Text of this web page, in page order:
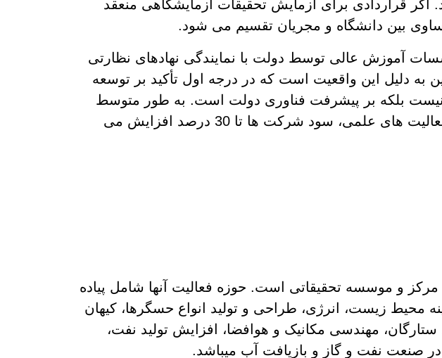
اگر قراردادی برای آزمایش تحقیقات آزمایشگاهی منعقد
بین دانشگاه و مجریان تقسیم می شود.
آموزش عالی توسط دولت با نمایندگی نهادهای نظارتی
به دلیل این واقعیت است که در درجه اول تأکید بر توسعه
بلکه بر پیشرفت فناوری دولت است. به طور متوسط
در نتیجه ی اجرای نتایج فعالیت های علمی، سود شرکت ها تا 30 درصد افزایش می
دانشگاه شیراز دارای 24 مرکز و موسسه تحقیقاتی است. حوزه فعالیت آنها شامل پیاده
محیط زیست، انرژی، طراحی و تولید انواع حسگرها، کیهان
مهندسی مکانیک و هوافضا، افزایش تولید نفت،
صنعت نفت و گاز و بازیافت آب میباشد.